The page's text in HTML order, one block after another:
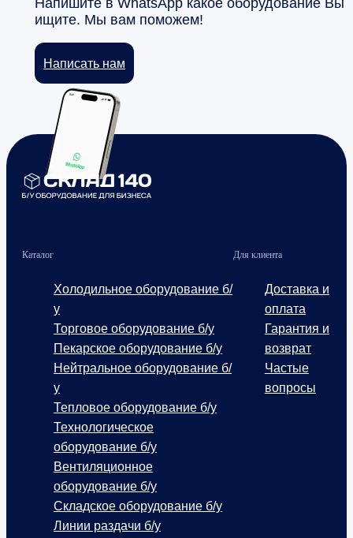
Напишите в WhatsApp какое оборудование Вы
ищите. Мы вам поможем!
Написать нам
Каталог
Холодильное оборудование б/
у
Торговое оборудование б/у
Пекарское оборудование б/у
Нейтральное оборудование б/
у
Тепловое оборудование б/у
Технологическое
оборудование б/у
Вентиляционное
оборудование б/у
Складское оборудование б/у
Линии раздачи б/у
Для клиента
Доставка и
оплата
Гарантия и
возврат
Частые
вопросы